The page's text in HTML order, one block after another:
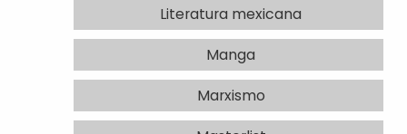
Literatura mexicana
Manga
Marxismo